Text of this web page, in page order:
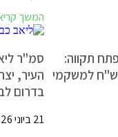
המשך
תקווה:
מענקים של עד 20,000 ש"ח למשקמי
סמ"ר
העיר,
בדרום
21 ביוני 2026